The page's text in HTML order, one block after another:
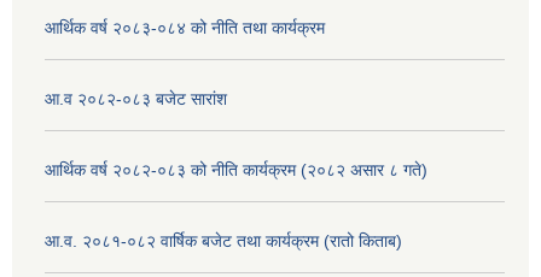
आर्थिक वर्ष २०८३-०८४ को नीति तथा कार्यक्रम
आ.व २०८२-०८३ बजेट सारांश
आर्थिक वर्ष २०८२-०८३ को नीति कार्यक्रम (२०८२ असार ८ गते)
आ.व. २०८१-०८२ वार्षिक बजेट तथा कार्यक्रम (रातो किताब)